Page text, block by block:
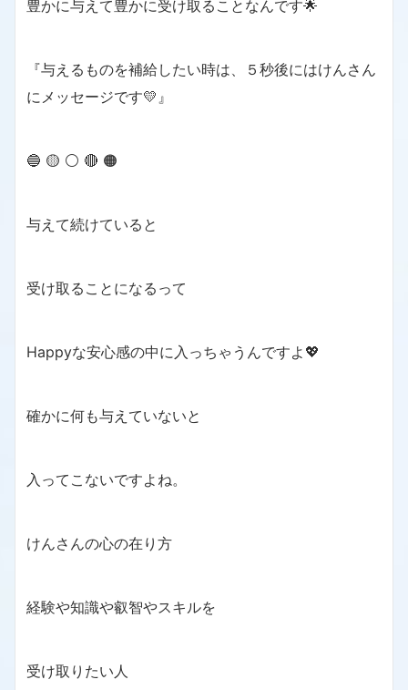
豊かに与えて豊かに受け取ることなんです🌟
『与えるものを補給したい時は、５秒後にはけんさん
にメッセージです💛』
🔵 🟡 ⚪️ 🔴 🟠
与えて続けていると
受け取ることになるって
Happyな安心感の中に入っちゃうんですよ💖
確かに何も与えていないと
入ってこないですよね。
けんさんの心の在り方
経験や知識や叡智やスキルを
受け取りたい人